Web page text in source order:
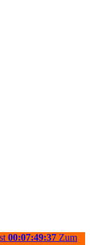
00:07:49:37 Zum